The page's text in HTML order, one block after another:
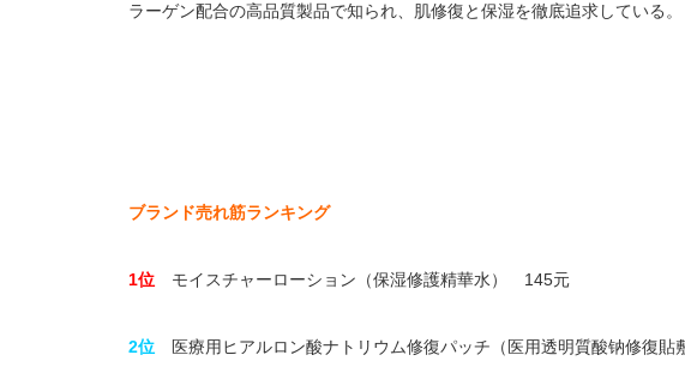
ラーゲン配合の高品質製品で知られ、肌修復と保湿を徹底追求している。
ブランド売れ筋ランキング
1位 モイスチャーローション（保湿修護精華水） 145元
2位 医療用ヒアルロン酸ナトリウム修復パッチ（医用透明質酸钠修復貼